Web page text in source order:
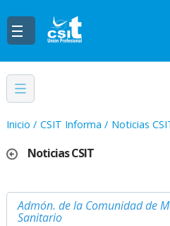
Inicio / CSIT Informa / Noticias
Noticias CSIT
Admón. de la Comunidad de
Sanitario